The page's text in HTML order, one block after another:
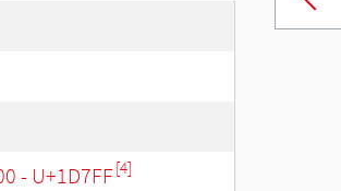
- U+1D7FF[4]